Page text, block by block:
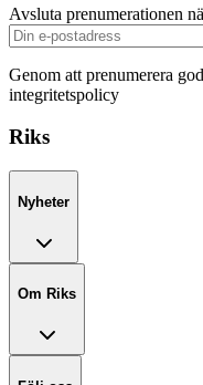
Avsluta prenumerationen
Genom att prenumerera
integritetspolicy
Riks
Nyheter
Om Riks